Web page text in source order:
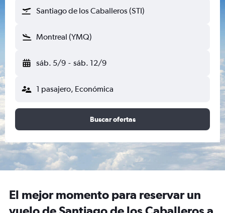
Santiago de los Caballeros (STI)
Montreal (YMQ)
sáb. 5/9 - sáb. 12/9
1 pasajero, Económica
Buscar ofertas
El mejor momento para reservar un